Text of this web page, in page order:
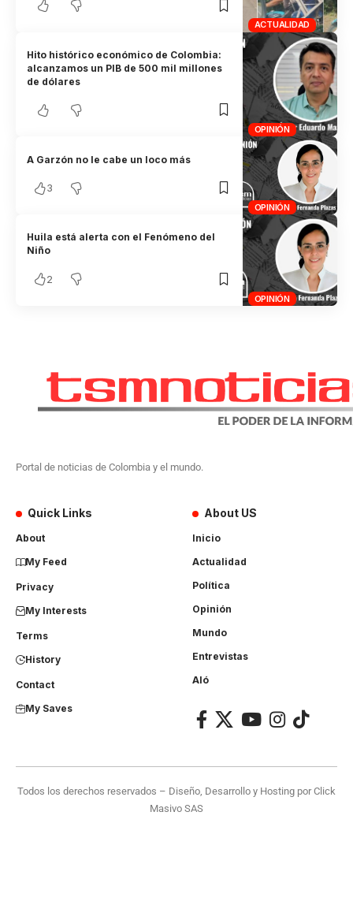
ACTUALIDAD
OPINIÓN
Hito histórico económico de Colombia:
alcanzamos un PIB de 500 mil millones
de dólares
OPINIÓN
A Garzón no le cabe un loco más
3
OPINIÓN
Huila está alerta con el Fenómeno del
Niño
2
Portal de noticias de Colombia y el mundo.
Quick Links
About
My Feed
Privacy
My Interests
Terms
History
Contact
My Saves
About US
Inicio
Actualidad
Política
Opinión
Mundo
Entrevistas
Aló
Todos los derechos reservados – Diseño, Desarrollo y Hosting porClick
Masivo SAS